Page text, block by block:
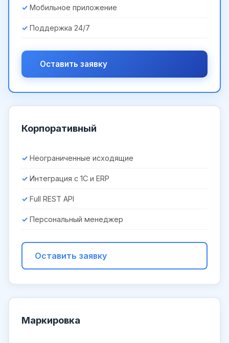
Мобильное приложение
Поддержка 24/7
Оставить заявку
Корпоративный
Неограниченные исходящие
Интеграция с 1С и ERP
Full REST API
Персональный менеджер
Оставить заявку
Маркировка